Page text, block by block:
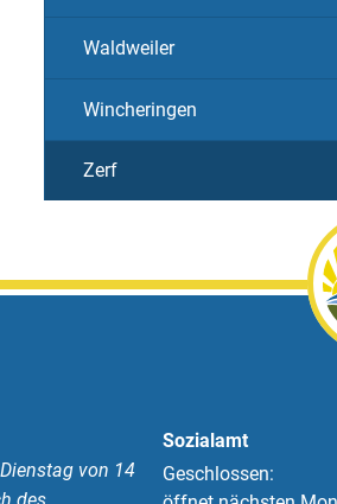
Waldweiler
Wincheringen
Zerf
von 14
Sozialamt
Klicken, um weitere
Geschlossen: